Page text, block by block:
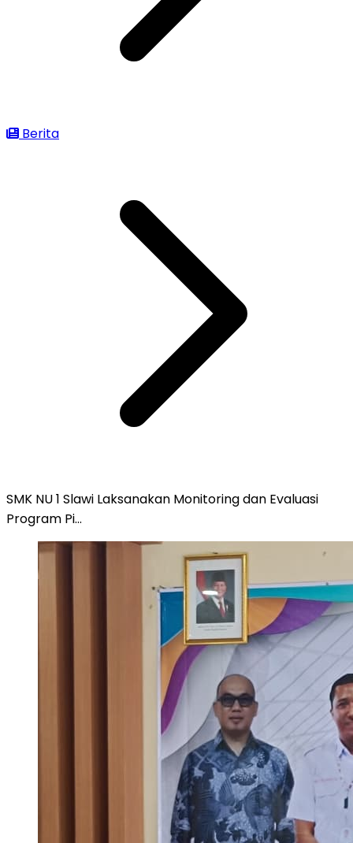
Berita
SMK NU 1 Slawi Laksanakan Monitoring dan Evaluasi
Program Pi...